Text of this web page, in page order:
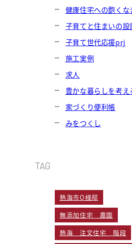
健康住宅への飽くな
子育てと住まいの設
子育て世代応援prj
施工実例
求人
豊かな暮らしを考え
家づくり便利帳
みをつくし
TAG
熱海市O様邸
無添加住宅 農園
熱海 注文住宅 階段